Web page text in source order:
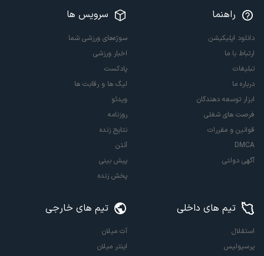
راهنما
دانلود اپلیکیشن
ارتباط با ما
تبلیغات
درباره ما
ابزار توسعه دهندگان
فرصت های شغلی
قوانین و مقررات
DMCA
آگهی دولتی
سرویس ها
سوژه‌های ورزشی شما
اخبار ورزشی
پادکست
لیگ ها و رقابت ها
ویدئو
روزنامه
نتایج زنده
آنتن
پیش بینی
پخش زنده
تیم های داخلی
استقلال
پرسپولیس
تیم های خارجی
آث میلان
اینتر میلان